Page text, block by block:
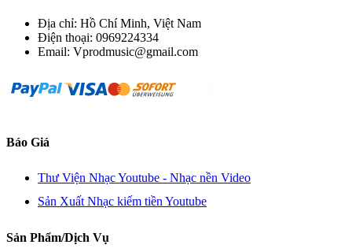
Địa chỉ: Hồ Chí Minh, Việt Nam
Điện thoại: 0969224334
Email: Vprodmusic@gmail.com
Báo Giá
Thư Viện Nhạc Youtube - Nhạc nền Video
Sản Xuất Nhạc kiếm tiền Youtube
Sản Phẩm/Dịch Vụ